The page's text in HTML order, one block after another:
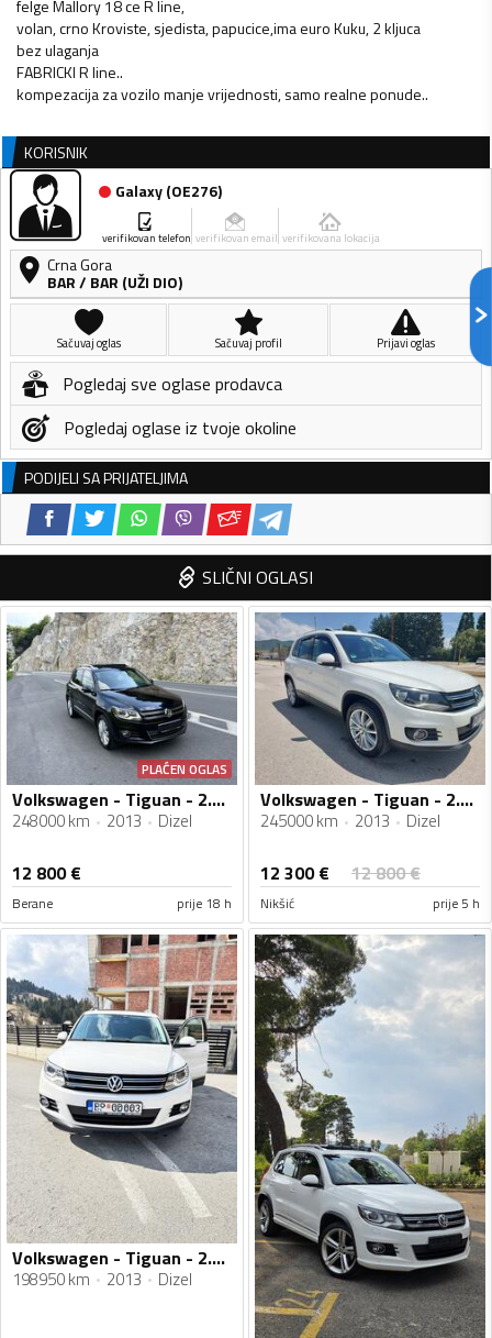
felge Mallory 18 ce R line,
volan, crno Kroviste, sjedista, papucice,ima euro Kuku, 2 kljuca
bez ulaganja
FABRICKI R line..
kompezacija za vozilo manje vrijednosti, samo realne ponude..
KORISNIK
Galaxy(OE276)
verifikovan telefon verifikovan email verifikovana lokacija
Crna Gora
BAR/ BAR (UŽI DIO)
Sačuvaj oglas Sačuvaj profil Prijavi oglas
Pogledaj sve oglase prodavca
Pogledaj oglase iz tvoje okoline
PODIJELI SA PRIJATELJIMA
SLIČNI OGLASI
PLAĆEN OGLAS
Volkswagen - Tiguan - 2.0tdi
248000 km 2013 Dizel
12 800€
Berane prije 18 h
Volkswagen - Tiguan - 2.0tdi 4x4 DSG
245000 km 2013 Dizel
12 300€ 12 800€
Nikšić prije 5 h
Volkswagen - Tiguan - 2.0 TDI Bluemotion/PANORAMA/4MOTION (4x4)
198950 km 2013 Dizel